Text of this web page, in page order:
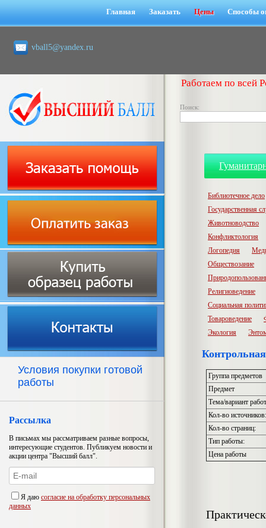
Главная Заказать Цены Способы
vball5@yandex.ru
Работаем по всей
Поиск:
Условия покупки готовой
работы
Рассылка
В письмах мы рассматриваем разные вопросы,
интересующие студентов. Публикуем новости и
акции центра "Высший балл".
Я даю согласие на обработку персональных
данных
Библиотечное дело
Государственная
Животноводство
Конфликтология
Логопедия
Обществозание
Религиоведение
Социальная
Товароведение
Экология
Группа предметов
Предмет
Тема/вариант
Кол-во источников:
Кол-во страниц:
Тип работы:
Цена работы